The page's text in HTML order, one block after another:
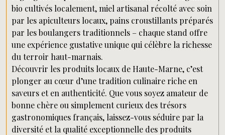
bio cultivés localement, miel artisanal récolté avec soin
par les apiculteurs locaux, pains croustillants préparés
par les boulangers traditionnels – chaque stand offre
une expérience gustative unique qui célèbre la richesse
du terroir haut-marnais.
Découvrir les produits locaux de Haute-Marne, c’est
plonger au cœur d’une tradition culinaire riche en
saveurs et en authenticité. Que vous soyez amateur de
bonne chère ou simplement curieux des trésors
gastronomiques français, laissez-vous séduire par la
diversité et la qualité exceptionnelle des produits